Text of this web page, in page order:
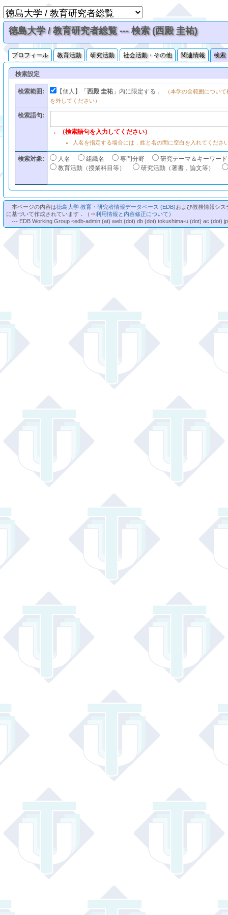
徳島大学 / 教育研究者総覧 --- 検索 (西殿 圭祐)
プロフィール 教育活動 研究活動 社会活動・その他 関連情報 検索
検索設定
検索範囲: 【個人】「 西殿 圭祐」内に限定する．
（本学の全範囲につい
を外してください）
検索語句:
←（検索語句を入力してください）
人名を指定する場合には，姓と名の間に空白を入れてくださ
検索対象: 人名 組織名 専門分野
研究テーマ＆キーワード
教育活動（授業科目等）
研究活動（著書，論文等）
本ページの内容は徳島大学 教育・研究者情報データベース (EDB)および教務情報シ
に基づいて作成されています．（⇒利用情報と内容修正について ）
--- EDB Working Group <edb-admin (at) web (dot) db (dot) tokushima-u (dot) ac (dot)